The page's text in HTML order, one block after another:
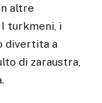
altre
turkmeni, i
divertita a
di zaraustra,